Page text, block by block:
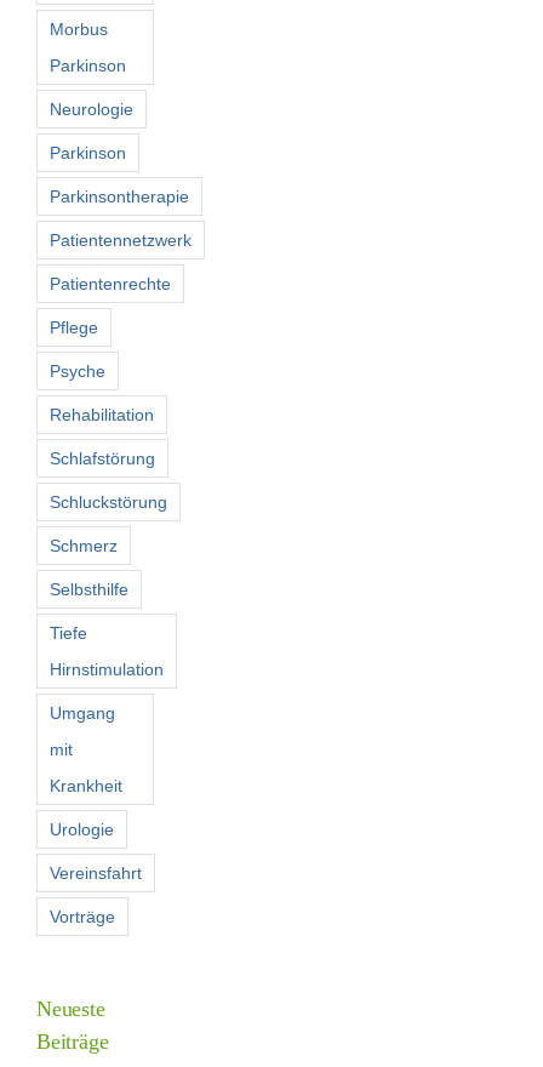
Morbus
Parkinson
Neurologie
Parkinson
Parkinsontherapie
Patientennetzwerk
Patientenrechte
Pflege
Psyche
Rehabilitation
Schlafstörung
Schluckstörung
Schmerz
Selbsthilfe
Tiefe
Hirnstimulation
Umgang
mit
Krankheit
Urologie
Vereinsfahrt
Vorträge
Neueste
Beiträge